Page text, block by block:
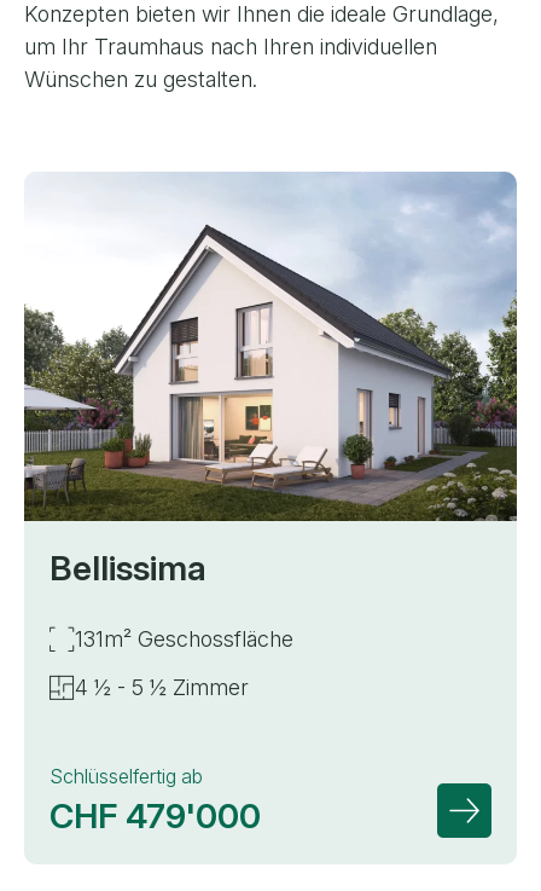
Konzepten bieten wir Ihnen die ideale Grundlage,
um Ihr Traumhaus nach Ihren individuellen
Wünschen zu gestalten.
Bellissima
131m² Geschossfläche
4 ½ - 5 ½ Zimmer
Schlüsselfertig ab
CHF 479'000 Zur